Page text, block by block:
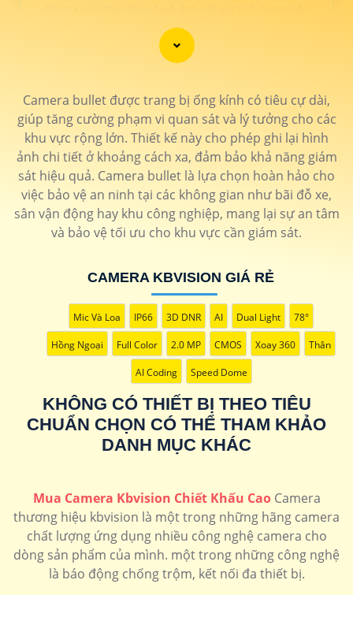
công nghệ🛒
GIÁ LẮP
Lắp Camera KBIVISON Chất Lượng
🖌650,000 VNĐCamera Ip siêu nét ultra 2k hồng ngoại 20m
Camera KX-CAiF4005MN2-TiF-A
💝 Camera Kbvision KX-A2012S4 Giá Rẻ
110.000 VNĐ Lắp camera kbvision giá rẻ full hd 1080p công nghệ
CVIKX-A2012S4
900.000 VNĐĐộ phân giải 4Mp siêu nét thiết kế chắc chắn
🔔 Camera giá rẻ Kbvision
C2102LQ-A
🔆 Lắp Camera Kbvision FUll Color
📎670.000 VNĐ Camera có màu ban đêm độ phân giải caoKX-
AF2111N3
Camera
kbvision
Camera
Kbvision
camera
kbvision
có màu
ban
đêm
kbvision
Camera bullet được trang bị ống kính có tiêu cự dài,
giúp tăng cường phạm vi quan sát và lý tưởng cho các
khu vực rộng lớn. Thiết kế này cho phép ghi lại hình
ảnh chi tiết ở khoảng cách xa, đảm bảo khả năng giám
sát hiệu quả. Camera bullet là lựa chọn hoàn hảo cho
việc bảo vệ an ninh tại các không gian như bãi đỗ xe,
sân vận động hay khu công nghiệp, mang lại sự an tâm
và bảo vệ tối ưu cho khu vực cần giám sát.
CAMERA KBVISION GIÁ RẺ
Mic Và Loa IP66 3D DNR AI Dual Light 78°
Hồng Ngoại Full Color 2.0 MP CMOS Xoay 360 Thân
AI Coding Speed Dome
KHÔNG CÓ THIẾT BỊ THEO TIÊU
CHUẨN CHỌN CÓ THỂ THAM KHẢO
DANH MỤC KHÁC
Mua Camera Kbvision Chiết Khấu CaoCamera
thương hiệu kbvision là một trong những hãng camera
chất lượng ứng dụng nhiều công nghệ camera cho
dòng sản phẩm của mình. một trong những công nghệ
là báo động chống trộm, kết nối đa thiết bị.